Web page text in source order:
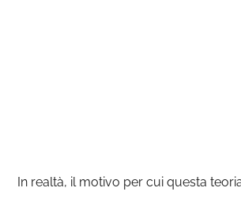
In realtà, il motivo per cui questa